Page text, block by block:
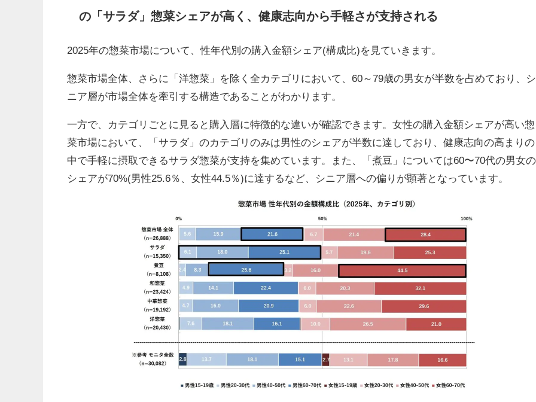
の「サラダ」惣菜シェアが高く、健康志向から手軽さが支持される
2025年の惣菜市場について、性年代別の購入金額シェア(構成比)を見ていきます。
惣菜市場全体、さらに「洋惣菜」を除く全カテゴリにおいて、60～79歳の男女が半数を占めており、シ
ニア層が市場全体を牽引する構造であることがわかります。
一方で、カテゴリごとに見ると購入層に特徴的な違いが確認できます。女性の購入金額シェアが高い惣
菜市場において、「サラダ」のカテゴリのみは男性のシェアが半数に達しており、健康志向の高まりの
中で手軽に摂取できるサラダ惣菜が支持を集めています。また、「煮豆」については60〜70代の男女の
シェアが70%(男性25.6％、女性44.5％)に達するなど、シニア層への偏りが顕著となっています。